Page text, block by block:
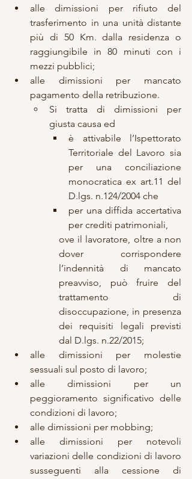
alle dimissioni per rifiuto del
trasferimento in una unità distante
più di 50 Km. dalla residenza o
raggiungibile in 80 minuti con i
mezzi pubblici;
alle dimissioni per mancato
pagamento della retribuzione.
Si tratta di dimissioni per
giusta causa ed
è attivabile l’Ispettorato
Territoriale del Lavoro sia
per una conciliazione
monocratica ex art.11 del
D.lgs. n.124/2004 che
per una diffida accertativa
per crediti patrimoniali,
ove il lavoratore, oltre a non
dover corrispondere
l’indennità di mancato
preavviso, può fruire del
trattamento di
disoccupazione, in presenza
dei requisiti legali previsti
dal D.lgs. n.22/2015;
alle dimissioni per molestie
sessuali sul posto di lavoro;
alle dimissioni per un
peggioramento significativo delle
condizioni di lavoro;
alle dimissioni per mobbing;
alle dimissioni per notevoli
variazioni delle condizioni di lavoro
susseguenti alla cessione di